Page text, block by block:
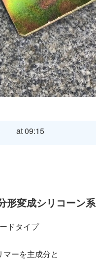
at 09:15
形変成シリコーン系
ドタイプ
マーを主成分と